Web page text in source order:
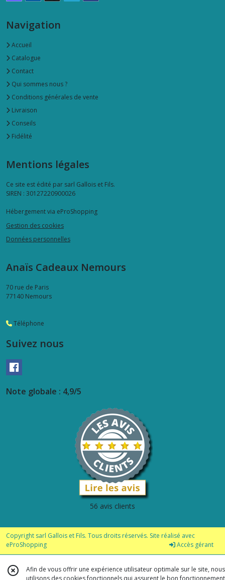
Navigation
Accueil
Catalogue
Contact
Qui sommes nous ?
Conditions générales de vente
Livraison
Conseils
Fidélité
Mentions légales
Ce site est édité par sarl Gallois et Fils.
SIREN : 30127220900026
Hébergement via eProShopping
Gestion des cookies
Données personnelles
Anaïs Cadeaux Nemours
70 rue de Paris
77140 Nemours
Téléphone
Suivez nous
Note globale : 4,9/5
56 avis clients
Copyright sarl Gallois et Fils. Tous droits réservés. Site réalisé avec
eProShopping
Accès gérant
Afin de vous offrir une expérience utilisateur optimale sur le site, nous
utilisons des cookies fonctionnels qui assurent le bon fonctionnement